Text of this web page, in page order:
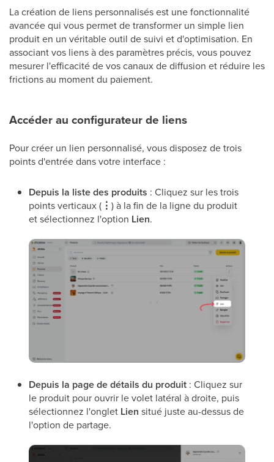
La création de liens personnalisés est une fonctionnalité
avancée qui vous permet de transformer un simple lien
produit en un véritable outil de suivi et d'optimisation. En
associant vos liens à des paramètres précis, vous pouvez
mesurer l'efficacité de vos canaux de diffusion et réduire les
frictions au moment du paiement.
Accéder au configurateur de liens
Pour créer un lien personnalisé, vous disposez de trois
points d'entrée dans votre interface :
Depuis la liste des produits : Cliquez sur les trois
points verticaux ( ⋮ ) à la fin de la ligne du produit
et sélectionnez l'option Lien.
Depuis la page de détails du produit : Cliquez sur
le produit pour ouvrir le volet latéral à droite, puis
sélectionnez l'onglet Lien situé juste au-dessus de
l'option de partage.